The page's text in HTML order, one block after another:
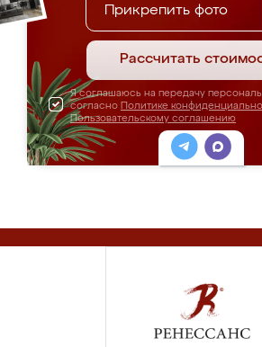
Прикрепить фото
Рассчитать
Я соглашаюсь на передачу
согласно Политике
Пользовательскому соглашению